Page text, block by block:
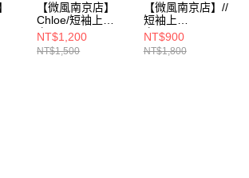
【微風南京店】
Chloe/短袖上
衣/S/15SJH03-
15S080
NT$1,200
NT$1,500
【微風南京店】//
短袖上
衣/FREE/W30605-
02
NT$900
NT$1,800